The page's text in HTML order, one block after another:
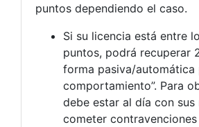
puntos dependiendo el caso.
Si su licencia está entre
puntos, podrá recuperar
forma pasiva/automática
comportamiento”. Para
debe estar al día con sus
cometer